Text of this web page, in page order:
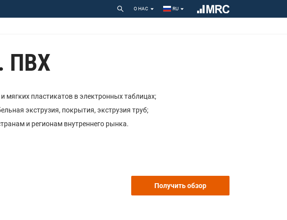
О НАС RU
ПВХ
мягких пластикатов в электронных таблицах;
экструзия, покрытия, экструзия труб;
и регионам внутреннего рынка.
Получить обзор